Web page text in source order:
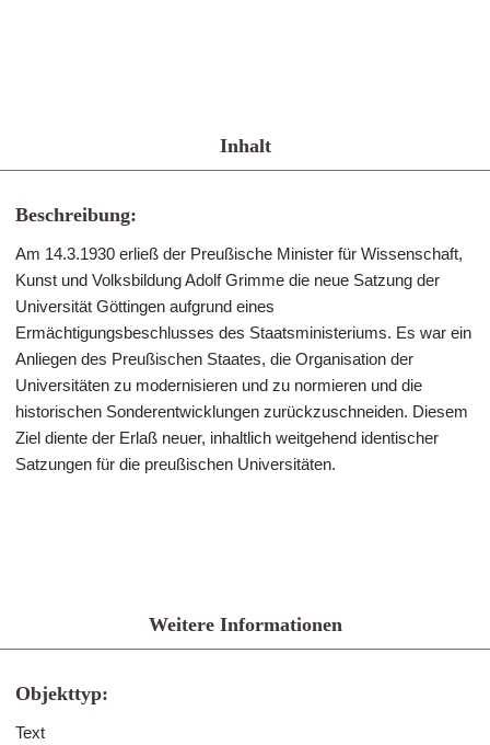
Inhalt
Beschreibung:
Am 14.3.1930 erließ der Preußische Minister für Wissenschaft,
Kunst und Volksbildung Adolf Grimme die neue Satzung der
Universität Göttingen aufgrund eines
Ermächtigungsbeschlusses des Staatsministeriums. Es war ein
Anliegen des Preußischen Staates, die Organisation der
Universitäten zu modernisieren und zu normieren und die
historischen Sonderentwicklungen zurückzuschneiden. Diesem
Ziel diente der Erlaß neuer, inhaltlich weitgehend identischer
Satzungen für die preußischen Universitäten.
Weitere Informationen
Objekttyp:
Text